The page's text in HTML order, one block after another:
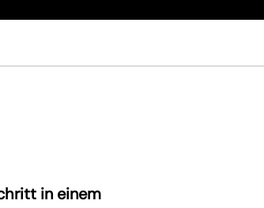
in einem